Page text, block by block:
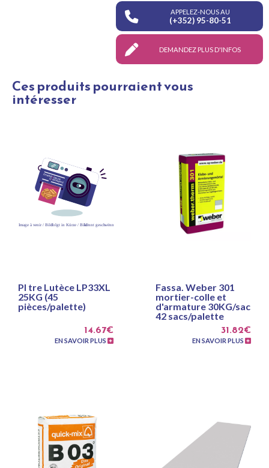
APPELEZ-NOUS AU
(+352) 95-80-51
DEMANDEZ PLUS D'INFOS
Ces produits pourraient vous
intéresser
Pl tre Lutèce LP33XL
25KG (45
pièces/palette)
14.67€
EN SAVOIR PLUS
Fassa. Weber 301
mortier-colle et
d'armature 30KG/sac
42 sacs/palette
31.82€
EN SAVOIR PLUS